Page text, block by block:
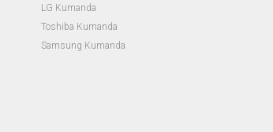
LG Kumanda
Toshiba Kumanda
Samsung Kumanda